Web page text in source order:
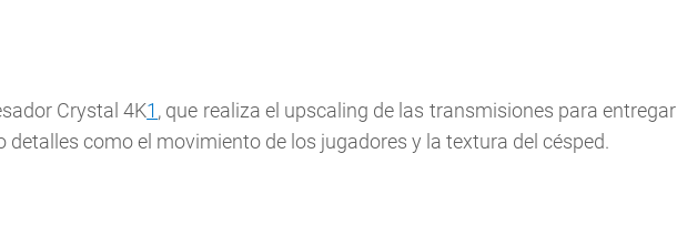
Crystal 4K1, que realiza el upscaling de las transmisiones para entregar
detalles como el movimiento de los jugadores y la textura del césped.